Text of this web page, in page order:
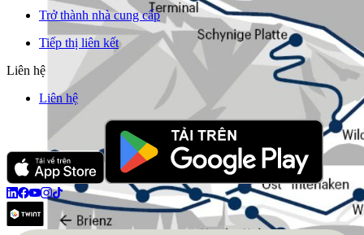
Trở thành nhà cung cấp
Tiếp thị liên kết
Liên hệ
Liên hệ